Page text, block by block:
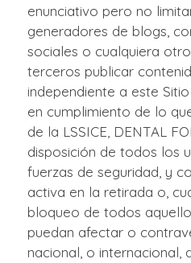
enunciativo pero no
generadores de blogs,
sociales o cualquiera
terceros publicar
independiente a este
en cumplimiento de lo
de la LSSICE, DENTAL
disposición de todos los
fuerzas de seguridad, y
activa en la retirada o,
bloqueo de todos
puedan afectar o
nacional, o internacional,